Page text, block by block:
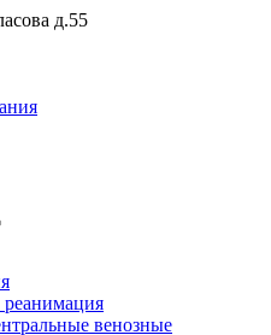
д.55
реанимация
венозные